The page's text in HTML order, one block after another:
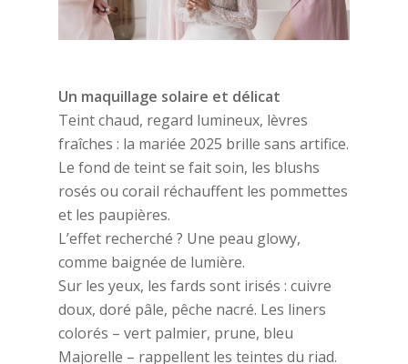
Un maquillage solaire et délicat
Teint chaud, regard lumineux, lèvres
fraîches : la mariée 2025 brille sans artifice.
Le fond de teint se fait soin, les blushs
rosés ou corail réchauffent les pommettes
et les paupières.
L’effet recherché ? Une peau glowy,
comme baignée de lumière.
Sur les yeux, les fards sont irisés : cuivre
doux, doré pâle, pêche nacré. Les liners
colorés – vert palmier, prune, bleu
Majorelle – rappellent les teintes du riad.